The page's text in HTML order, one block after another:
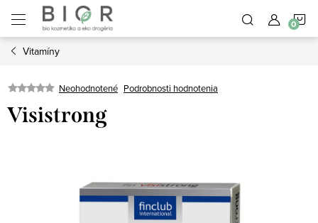
obsah
Vitamíny
Neohodnotené Podrobnosti hodnotenia
Visistrong